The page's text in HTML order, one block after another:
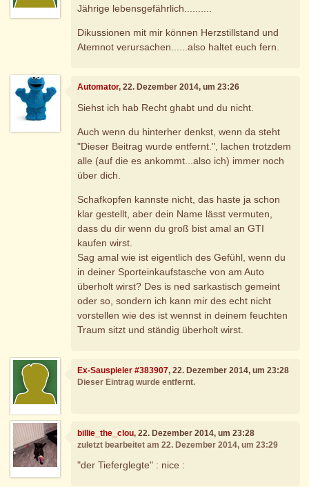
Jährige lebensgefährlich..........
Dikussionen mit mir können Herzstillstand und
Atemnot verursachen......also haltet euch fern.
Automator, 22. Dezember 2014, um 23:26
Siehst ich hab Recht ghabt und du nicht.
Auch wenn du hinterher denkst, wenn da steht
"Dieser Beitrag wurde entfernt.", lachen trotzdem
alle (auf die es ankommt...also ich) immer noch
über dich.
Schafkopfen kannste nicht, das haste ja schon
klar gestellt, aber dein Name lässt vermuten,
dass du dir wenn du groß bist amal an GTI
kaufen wirst.
Sag amal wie ist eigentlich des Gefühl, wenn du
in deiner Sporteinkaufstasche von am Auto
überholt wirst? Des is ned sarkastisch gemeint
oder so, sondern ich kann mir des echt nicht
vorstellen wie des ist wennst in deinem feuchten
Traum sitzt und ständig überholt wirst.
Ex-Sauspieler #383907, 22. Dezember 2014, um 23:28
Dieser Eintrag wurde entfernt.
billie_the_clou, 22. Dezember 2014, um 23:28
zuletzt bearbeitet am 22. Dezember 2014, um 23:29
"der Tieferglegte" : nice :